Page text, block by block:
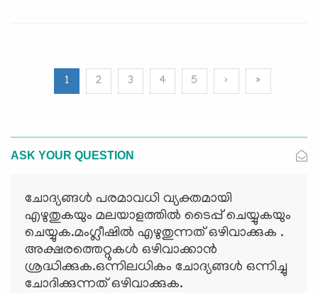
1 2 3 4 5 › »
ASK YOUR QUESTION
ചോദ്യങ്ങള്‍ പരമാവധി വ്യക്തമായി
എഴുതുകയും മലയാളത്തില്‍ ടൈപ്പ് ചെയ്യുകയും
ചെയ്യുക.മംഗ്ലീഷില്‍ എഴുതുന്നത് ഒഴിവാക്കുക .
അക്ഷരത്തെറ്റുകള്‍ ഒഴിവാക്കാന്‍
ശ്രദ്ധിക്കുക.ഒന്നിലധികം ചോദ്യങ്ങള്‍ ഒന്നിച്ചു
ചോദിക്കുന്നത് ഒഴിവാക്കുക.